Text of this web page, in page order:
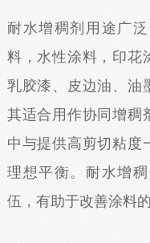
耐水增稠剂用途广
料，水性涂料，印花
乳胶漆、皮边油、油
其适合用作协同增稠
中与提供高剪切粘度
理想平衡。耐水增
伍，有助于改善涂料